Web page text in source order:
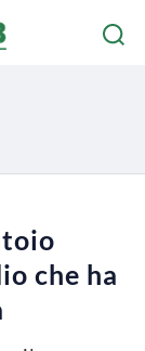
che ha